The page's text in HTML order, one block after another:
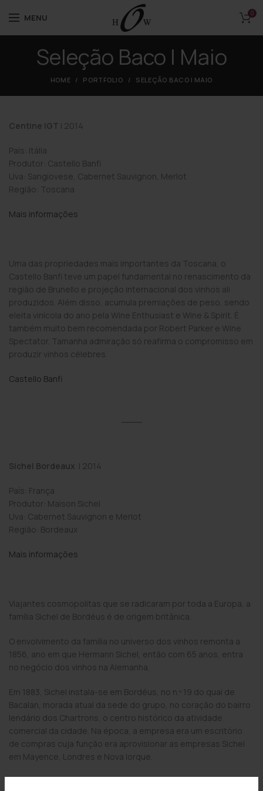
MENU 0
Seleção Baco | Maio
HOME PORTFOLIO SELEÇÃO BACO | MAIO
Centine IGT | 2014
País: Itália
Produtor: Castello Banfi
Uva: Sangiovese, Cabernet Sauvignon, Merlot
Região: Toscana
Mais informações
Uma das propriedades mais importantes da Toscana, o
Castello Banfi teve um papel fundamental no renascimento da
região de Brunello e projeção internacional dos vinhos ali
produzidos. Além disso, acumula premiações de peso, sendo
eleita vinícola do ano pela Wine Enthusiast e Wine & Spirit. É
também muito bem recomendada por Robert Parker e Wine
Spectator. Tamanha admiração só reafirma o compromisso em
produzir vinhos célebres.
Castello Banfi
Sichel Bordeaux | 2014
País: França
Produtor: Maison Sichel
Uva: Cabernet Sauvigno­n e Merlot­
Região: Bordeaux
Mais informações
Viajantes cosmopolitas que se radicaram por toda a Europa, a
família Sichel de Bordéus é de origem britânica.
O envolvimento da família no universo dos vinhos remonta a
1856, ano em que Hermann Sichel, então com 65 anos, entra
no negócio dos vinhos na Alemanha.
Em 1883, Sichel instala-se em Bordéus, no n.º 19 do quai de
Bacalan, morada atual da sede do grupo, no coração do bairro
lendário dos Chartrons, o centro histórico da atividade
comercial da cidade. Na época, a empresa era um escritório
de compras cuja função era aprovisionar as empresas Sichel
em Mayence, Londres e Nova Iorque.